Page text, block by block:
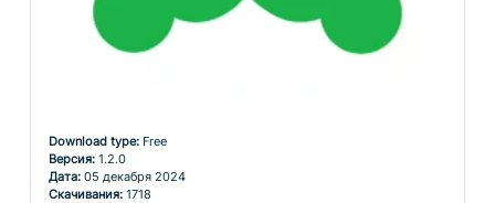
Download type: Free
Версия: 1.2.0
Дата: 05 декабря 2024
Скачивания: 1718